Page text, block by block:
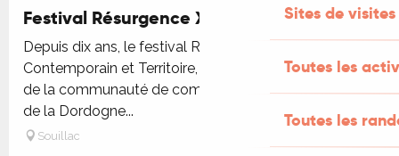
Sites de visites
Toutes les
Toutes les
Festival Résurgence X - Chose Publique
Depuis dix ans, le festival Résurgence, Festival d'Art
Contemporain et Territoire, anime l’automne culturel
de la communauté de communes Causses et Vallée
de la Dordogne...
Souillac